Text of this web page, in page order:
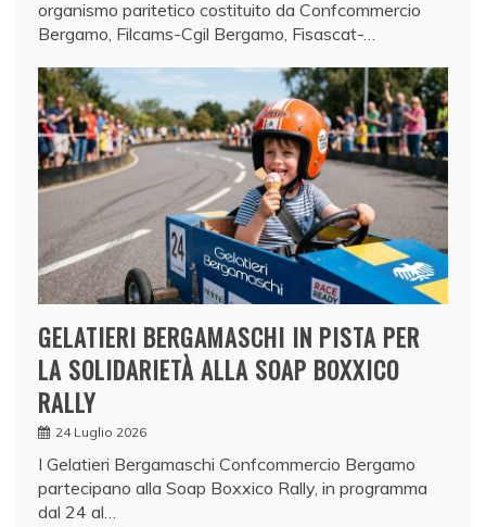
organismo paritetico costituito da Confcommercio
Bergamo, Filcams-Cgil Bergamo, Fisascat-…
GELATIERI BERGAMASCHI IN PISTA PER
LA SOLIDARIETÀ ALLA SOAP BOXXICO
RALLY
24 Luglio 2026
I Gelatieri Bergamaschi Confcommercio Bergamo
partecipano alla Soap Boxxico Rally, in programma
dal 24 al…